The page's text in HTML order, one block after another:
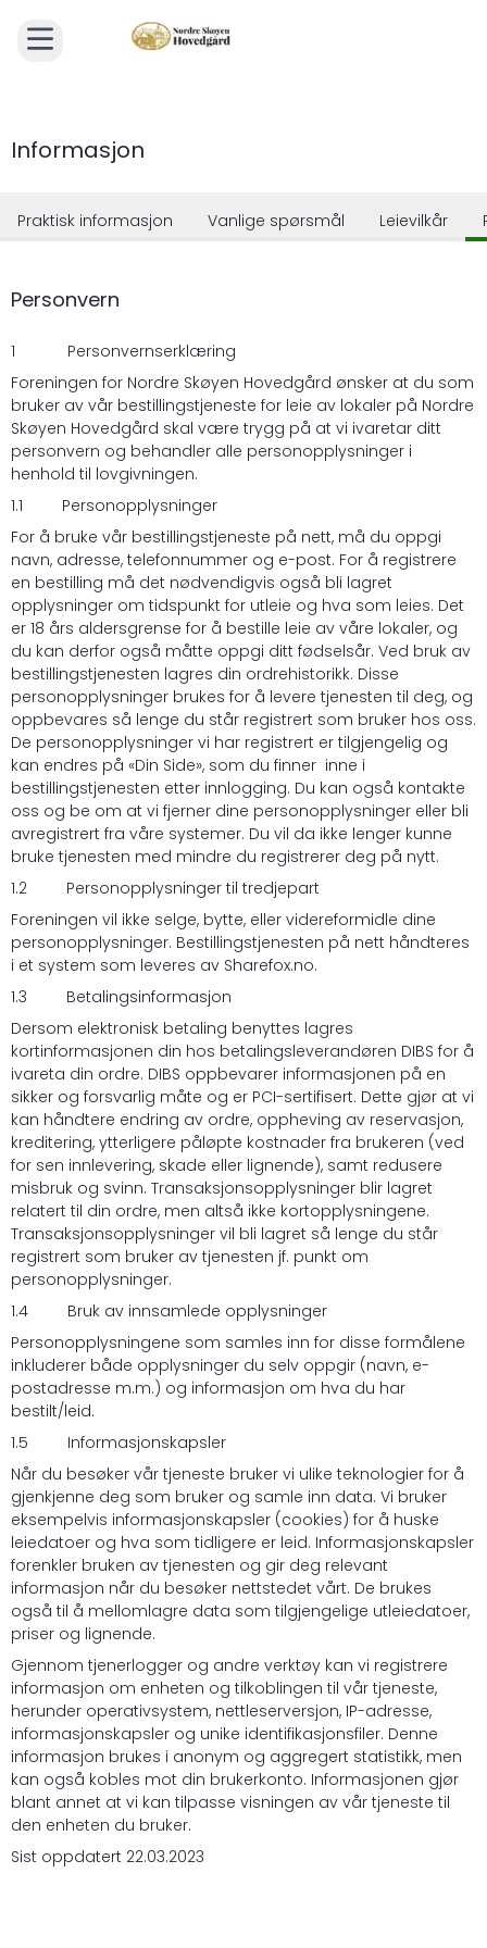
Informasjon
Praktisk informasjon Vanlige spørsmål Leievilkår
Personvern
1 Personvernserklæring
Foreningen for Nordre Skøyen Hovedgård ønsker at du som
bruker av vår bestillingstjeneste for leie av lokaler på Nordre
Skøyen Hovedgård skal være trygg på at vi ivaretar ditt
personvern og behandler alle personopplysninger i
henhold til lovgivningen.
1.1 Personopplysninger
For å bruke vår bestillingstjeneste på nett, må du oppgi
navn, adresse, telefonnummer og e-post. For å registrere
en bestilling må det nødvendigvis også bli lagret
opplysninger om tidspunkt for utleie og hva som leies. Det
er 18 års aldersgrense for å bestille leie av våre lokaler, og
du kan derfor også måtte oppgi ditt fødselsår. Ved bruk av
bestillingstjenesten lagres din ordrehistorikk. Disse
personopplysninger brukes for å levere tjenesten til deg, og
oppbevares så lenge du står registrert som bruker hos oss.
De personopplysninger vi har registrert er tilgjengelig og
kan endres på «Din Side», som du finner inne i
bestillingstjenesten etter innlogging. Du kan også kontakte
oss og be om at vi fjerner dine personopplysninger eller bli
avregistrert fra våre systemer. Du vil da ikke lenger kunne
bruke tjenesten med mindre du registrerer deg på nytt.
1.2 Personopplysninger til tredjepart
Foreningen vil ikke selge, bytte, eller videreformidle dine
personopplysninger. Bestillingstjenesten på nett håndteres
i et system som leveres av Sharefox.no.
1.3 Betalingsinformasjon
Dersom elektronisk betaling benyttes lagres
kortinformasjonen din hos betalingsleverandøren DIBS for å
ivareta din ordre. DIBS oppbevarer informasjonen på en
sikker og forsvarlig måte og er PCI-sertifisert. Dette gjør at vi
kan håndtere endring av ordre, oppheving av reservasjon,
kreditering, ytterligere påløpte kostnader fra brukeren (ved
for sen innlevering, skade eller lignende), samt redusere
misbruk og svinn. Transaksjonsopplysninger blir lagret
relatert til din ordre, men altså ikke kortopplysningene.
Transaksjonsopplysninger vil bli lagret så lenge du står
registrert som bruker av tjenesten jf. punkt om
personopplysninger.
1.4 Bruk av innsamlede opplysninger
Personopplysningene som samles inn for disse formålene
inkluderer både opplysninger du selv oppgir (navn, e-
postadresse m.m.) og informasjon om hva du har
bestilt/leid.
1.5 Informasjonskapsler
Når du besøker vår tjeneste bruker vi ulike teknologier for å
gjenkjenne deg som bruker og samle inn data. Vi bruker
eksempelvis informasjonskapsler (cookies) for å huske
leiedatoer og hva som tidligere er leid. Informasjonskapsler
forenkler bruken av tjenesten og gir deg relevant
informasjon når du besøker nettstedet vårt. De brukes
også til å mellomlagre data som tilgjengelige utleiedatoer,
priser og lignende.
Gjennom tjenerlogger og andre verktøy kan vi registrere
informasjon om enheten og tilkoblingen til vår tjeneste,
herunder operativsystem, nettleserversjon, IP-adresse,
informasjonskapsler og unike identifikasjonsfiler. Denne
informasjon brukes i anonym og aggregert statistikk, men
kan også kobles mot din brukerkonto. Informasjonen gjør
blant annet at vi kan tilpasse visningen av vår tjeneste til
den enheten du bruker.
Sist oppdatert 22.03.2023